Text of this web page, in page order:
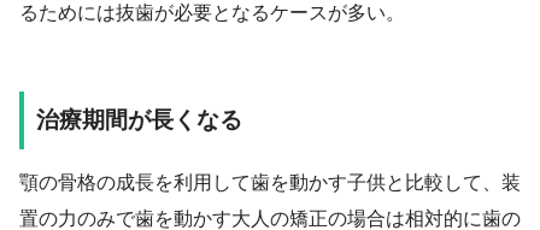
るためには抜歯が必要となるケースが多い。
治療期間が長くなる
顎の骨格の成長を利用して歯を動かす子供と比較して、装
置の力のみで歯を動かす大人の矯正の場合は相対的に歯の